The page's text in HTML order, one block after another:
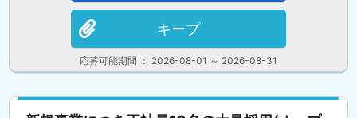
応募可能期間 ： 2026-08-01 ～ 2026-08-31
キープ